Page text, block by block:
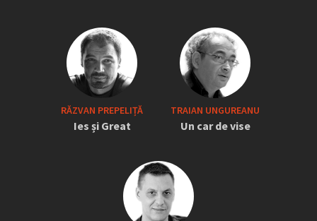
RĂZVAN PREPELIȚĂ
Ies și Great
TRAIAN UNGUREANU
Un car de vise